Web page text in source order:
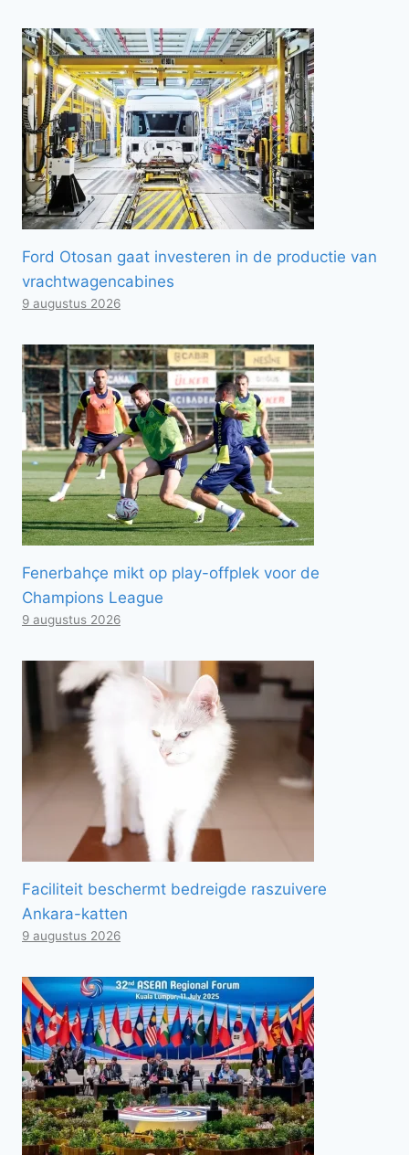
Ford Otosan gaat investeren in de productie van
vrachtwagencabines
9 augustus 2026
Fenerbahçe mikt op play-offplek voor de
Champions League
9 augustus 2026
Faciliteit beschermt bedreigde raszuivere
Ankara-katten
9 augustus 2026